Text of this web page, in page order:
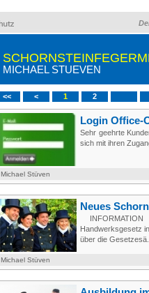
MICHAEL STUEVEN
<< < 1 2
Login Office-
Sehr geehrte
sich mit ihren
Michael Stüven
Neues
Handwerksgesetz
über die Gesetzesä...
Michael Stüven